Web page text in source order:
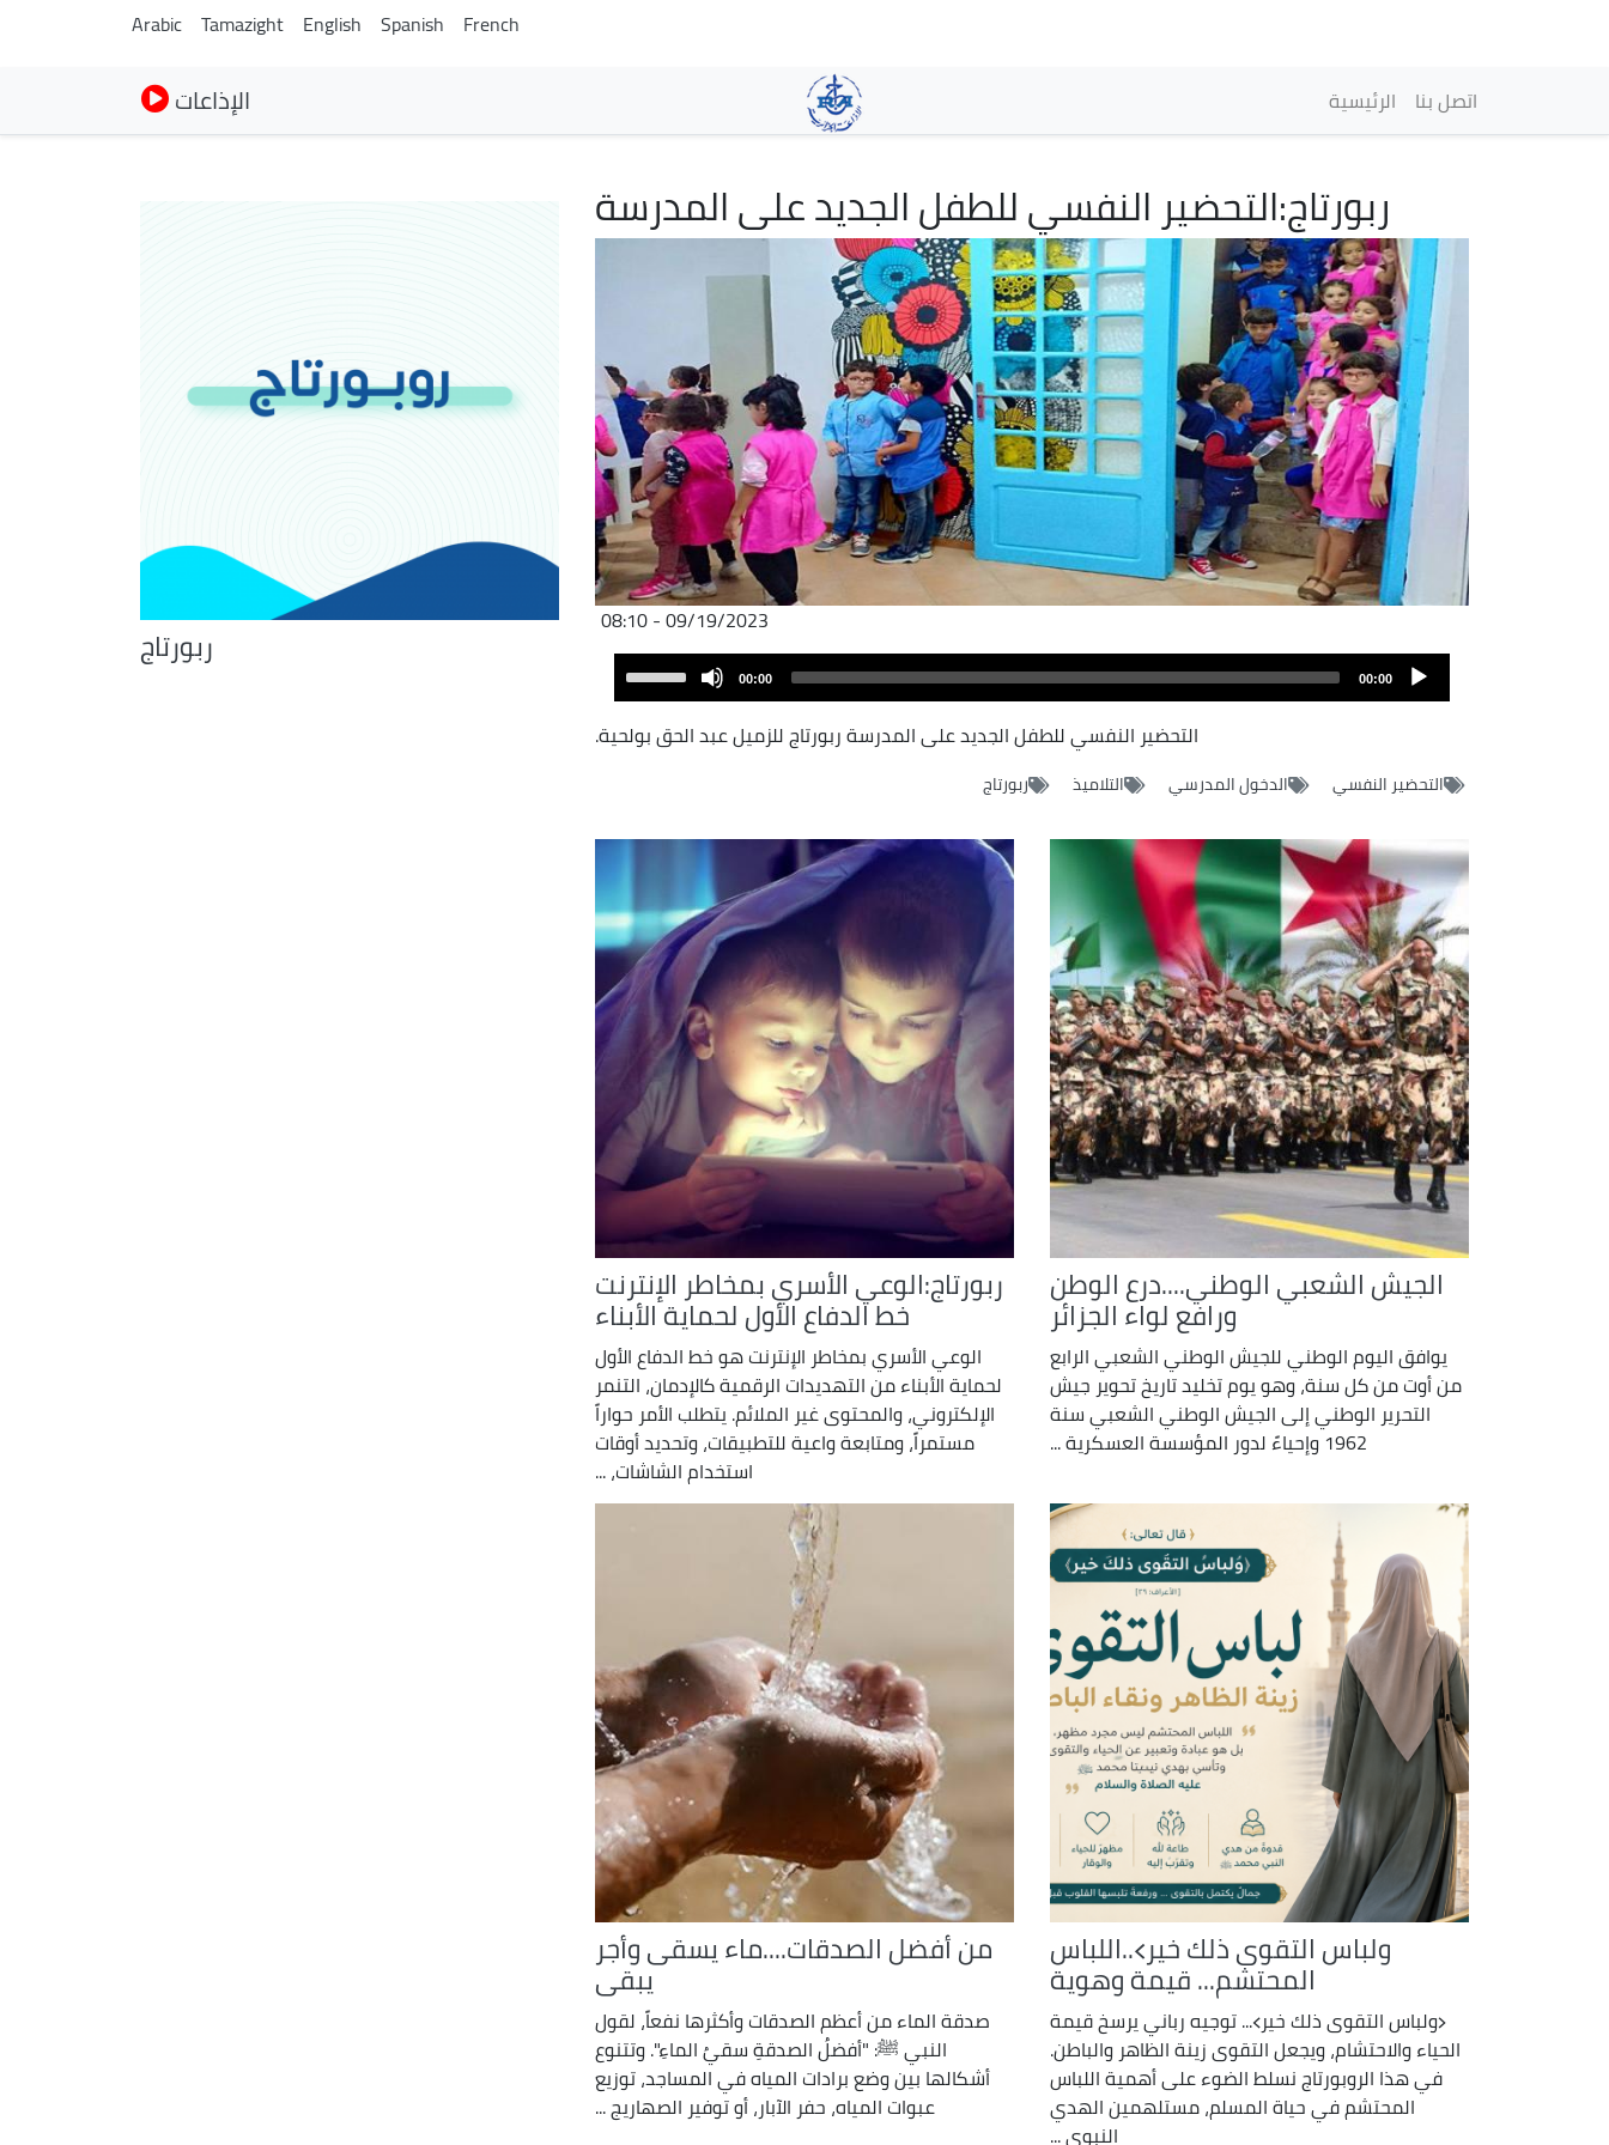
main
content
Arabic Tamazight English Spanish French
الإذاعات Main navigation
الرئيسية اتصل بنا
ربورتاج:التحضير النفسي للطفل الجديد على المدرسة
Image
09/19/2023 - 08:10
Audio
Player
00:00
00:00
keys
or
التحضير النفسي للطفل الجديد على المدرسة ربورتاج للزميل عبد الحق بولحية.
التحضير النفسي الدخول المدرسي التلاميذ ربورتاج
الجيش الشعبي الوطني....درع الوطن
ورافع لواء الجزائر
يوافق اليوم الوطني للجيش الوطني الشعبي الرابع
من أوت من كل سنة، وهو يوم تخليد تاريخ تحوير جيش
التحرير الوطني إلى الجيش الوطني الشعبي سنة
1962 وإحياءً لدور المؤسسة العسكرية ...
ربورتاج:الوعي الأسري بمخاطر الإنترنت
خط الدفاع الأول لحماية الأبناء
الوعي الأسري بمخاطر الإنترنت هو خط الدفاع الأول
لحماية الأبناء من التهديدات الرقمية كالإدمان، التنمر
الإلكتروني، والمحتوى غير الملائم. يتطلب الأمر حواراً
مستمراً، ومتابعة واعية للتطبيقات، وتحديد أوقات
استخدام الشاشات، ...
ولباس التقوى ذلك خير﴾..اللباس
المحتشم... قيمة وهوية
﴿ولباس التقوى ذلك خير﴾... توجيه رباني يرسخ قيمة
الحياء والاحتشام، ويجعل التقوى زينة الظاهر والباطن.
في هذا الروبورتاج نسلط الضوء على أهمية اللباس
المحتشم في حياة المسلم، مستلهمين الهدي
النبوي ...
من أفضل الصدقات....ماء يسقى وأجر
يبقى
صدقة الماء من أعظم الصدقات وأكثرها نفعاً، لقول
النبي ﷺ: "أفضلُ الصدقةِ سقيُ الماءِ". وتتنوع
أشكالها بين وضع برادات المياه في المساجد، توزيع
عبوات المياه، حفر الآبار، أو توفير الصهاريج ...
ربورتاج